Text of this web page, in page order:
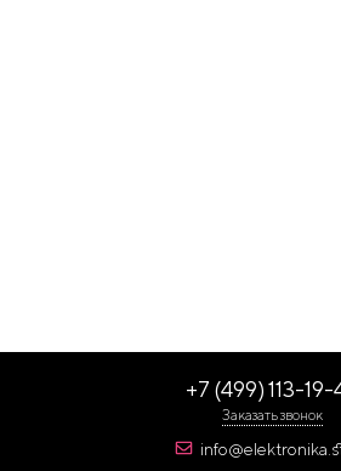
+7 (499) 113-19-
Заказать звонок